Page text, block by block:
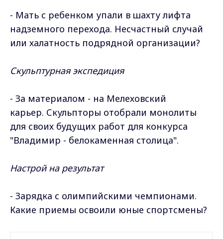
- Мать с ребенком упали в шахту лифта
надземного перехода. Несчастный случай
или халатность подрядной организации?
Скульптурная экспедиция
- За материалом - на Мелеховский
карьер. Скульпторы отобрали монолиты
для своих будущих работ для конкурса
"Владимир - белокаменная столица".
Настрой на результат
- Зарядка с олимпийскими чемпионами.
Какие приемы освоили юные спортсмены?